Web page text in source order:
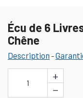
Écu de 6
Chêne
Description -
1
+
−